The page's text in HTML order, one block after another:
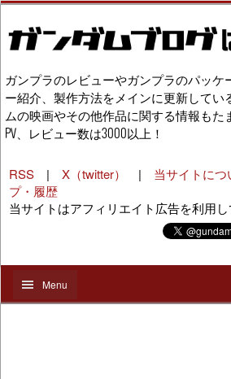
ガンプラのレビューやガンプラのパッケ
ー紹介、製作方法をメインに更新してい
ムの映画やその他作品に関する情報もた
PV、レビュー数は3000以上！
RSS | X（twitter） | 当サイトにつ
プ・履歴
当サイトはアフィリエイト広告を利用し
Menu